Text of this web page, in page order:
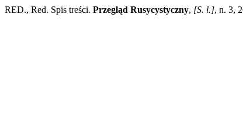
RED., Red. Spis treści. Przegląd Rusycystyczny, [S. l.], n. 3,